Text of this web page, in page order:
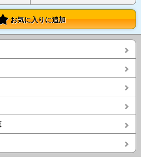
お気に入りに追加